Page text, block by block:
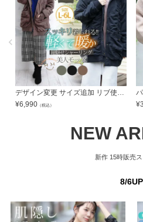
デザイン変更 サイズ追加 リブ使い 裏ボア 長袖 モッズコート | 大きいサイズの通販ならハッピーマリリン
¥6,990 （税込）
¥
NEW
新作 15時販売ス
8/6UP